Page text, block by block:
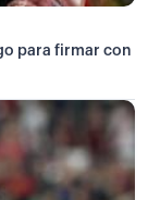
para firmar con